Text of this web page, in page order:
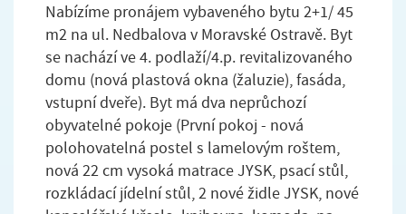
Nabízíme pronájem vybaveného bytu 2+1/ 45
m2 na ul. Nedbalova v Moravské Ostravě. Byt
se nachází ve 4. podlaží/4.p. revitalizovaného
domu (nová plastová okna (žaluzie), fasáda,
vstupní dveře). Byt má dva neprůchozí
obyvatelné pokoje (První pokoj - nová
polohovatelná postel s lamelovým roštem,
nová 22 cm vysoká matrace JYSK, psací stůl,
rozkládací jídelní stůl, 2 nové židle JYSK, nové